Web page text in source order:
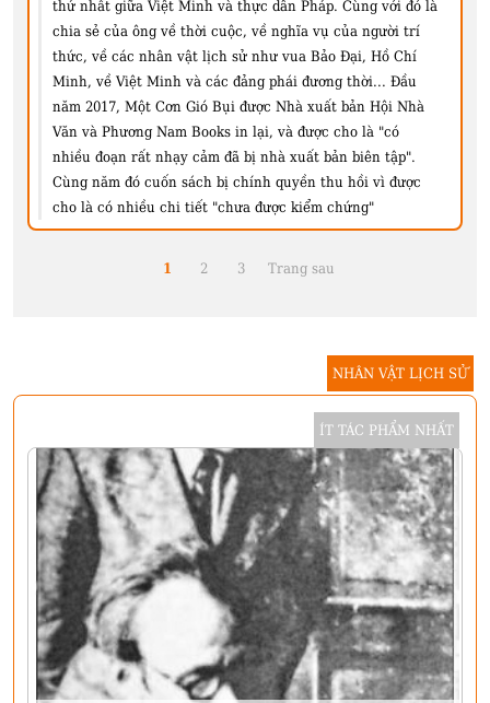
thứ nhất giữa Việt Minh và thực dân Pháp. Cùng với đó là
chia sẻ của ông về thời cuộc, về nghĩa vụ của người trí
thức, về các nhân vật lịch sử như vua Bảo Đại, Hồ Chí
Minh, về Việt Minh và các đảng phái đương thời... Đầu
năm 2017, Một Cơn Gió Bụi được Nhà xuất bản Hội Nhà
Văn và Phương Nam Books in lại, và được cho là "có
nhiều đoạn rất nhạy cảm đã bị nhà xuất bản biên tập".
Cùng năm đó cuốn sách bị chính quyền thu hồi vì được
cho là có nhiều chi tiết "chưa được kiểm chứng"
1 2 3 Trang sau
NHÂN VẬT LỊCH SỬ
ÍT TÁC PHẨM NHẤT